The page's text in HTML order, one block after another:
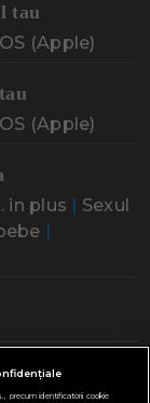
tau
(Apple)
(Apple)
in plus
Sexul
precum identificatorii cookie